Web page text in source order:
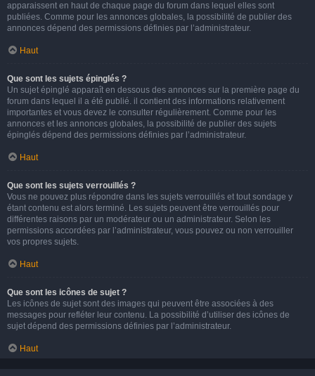
apparaissent en haut de chaque page du forum dans lequel elles sont
publiées. Comme pour les annonces globales, la possibilité de publier des
annonces dépend des permissions définies par l’administrateur.
Haut
Que sont les sujets épinglés ?
Un sujet épinglé apparaît en dessous des annonces sur la première page du
forum dans lequel il a été publié. il contient des informations relativement
importantes et vous devez le consulter régulièrement. Comme pour les
annonces et les annonces globales, la possibilité de publier des sujets
épinglés dépend des permissions définies par l’administrateur.
Haut
Que sont les sujets verrouillés ?
Vous ne pouvez plus répondre dans les sujets verrouillés et tout sondage y
étant contenu est alors terminé. Les sujets peuvent être verrouillés pour
différentes raisons par un modérateur ou un administrateur. Selon les
permissions accordées par l’administrateur, vous pouvez ou non verrouiller
vos propres sujets.
Haut
Que sont les icônes de sujet ?
Les icônes de sujet sont des images qui peuvent être associées à des
messages pour refléter leur contenu. La possibilité d’utiliser des icônes de
sujet dépend des permissions définies par l’administrateur.
Haut